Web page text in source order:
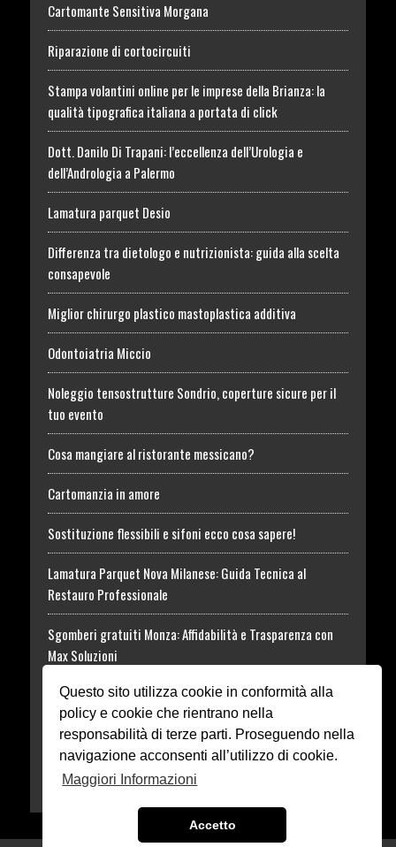
Questo sito utilizza cookie in conformità alla
policy e cookie che rientrano nella
responsabilità di terze parti. Proseguendo nella
navigazione acconsenti all’utilizzo di cookie.
Maggiori Informazioni
Accetto
Cartomante Sensitiva Morgana
Riparazione di cortocircuiti
Stampa volantini online per le imprese della Brianza: la
qualità tipografica italiana a portata di click
Dott. Danilo Di Trapani: l’eccellenza dell’Urologia e
dell’Andrologia a Palermo
Lamatura parquet Desio
Differenza tra dietologo e nutrizionista: guida alla scelta
consapevole
Miglior chirurgo plastico mastoplastica additiva
Odontoiatria Miccio
Noleggio tensostrutture Sondrio, coperture sicure per il
tuo evento
Cosa mangiare al ristorante messicano?
Cartomanzia in amore
Sostituzione flessibili e sifoni ecco cosa sapere!
Lamatura Parquet Nova Milanese: Guida Tecnica al
Restauro Professionale
Sgomberi gratuiti Monza: Affidabilità e Trasparenza con
Max Soluzioni
Tossina Botulinica: informazioni utili al Trattamento
Rhodense Funeral
Dissuasori in acciaio o ferro Monza